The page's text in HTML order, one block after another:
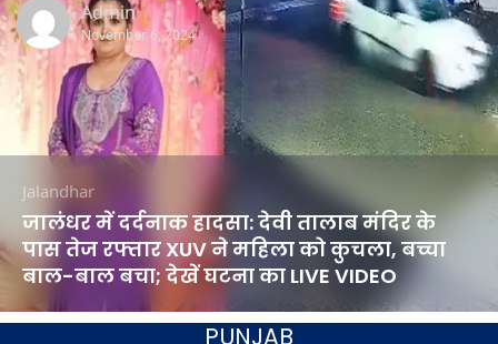
Admin
November 6, 2024
Jalandhar
जालंधर में दर्दनाक हादसा: देवी तालाब मंदिर के
पास तेज रफ्तार XUV ने महिला को कुचला, बच्चा
बाल-बाल बचा; देखें घटना का LIVE VIDEO